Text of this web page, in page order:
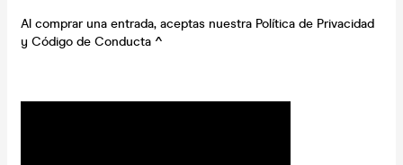
Al comprar una entrada, aceptas nuestra Política de Privacidad
y Código de Conducta ^